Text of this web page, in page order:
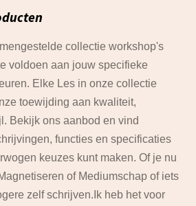
collectie workshop's
voldoen aan jouw specifieke
Elke Les in onze collectie
toewijding aan kwaliteit,
Bekijk ons aanbod en vind
functies en specificaties
keuzes kunt maken. Of je nu
of Mediumschap of iets
zelf schrijven.Ik heb het voor